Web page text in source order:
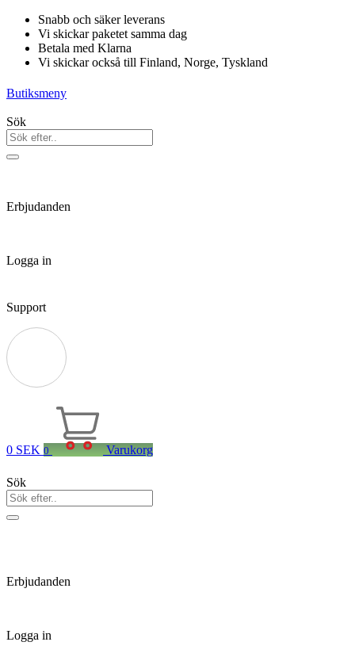
Hoppa
innehåll
Snabb och säker leverans
Vi skickar paketet samma dag
Betala med Klarna
Vi skickar också till Finland, Norge, Tyskland
Butiksmeny
Sök
Erbjudanden
Logga in
Support
0 SEK 0 Varukorg
Sök
Erbjudanden
Logga in